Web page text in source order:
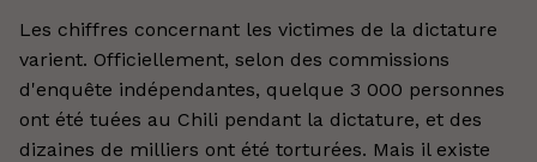
Les chiffres concernant les victimes de la dictature
varient. Officiellement, selon des commissions
d'enquête indépendantes, quelque 3 000 personnes
ont été tuées au Chili pendant la dictature, et des
dizaines de milliers ont été torturées. Mais il existe